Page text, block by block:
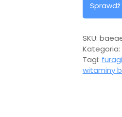
Sprawdź
SKU:
Kategoria:
Tagi:
witaminy